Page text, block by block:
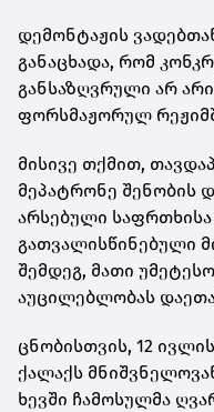
დემონტაჟის
განაცხადა, რომ
განსაზღვრული არ
ფორსმაჟორულ
მისივე თქმით,
მეპატრონე შენობის
არსებული
გათვალისწინებული
შემდეგ, მათი
აუცილებლობას
ცნობისთვის, 12
ქალაქს
ხევში ჩამოსულმა